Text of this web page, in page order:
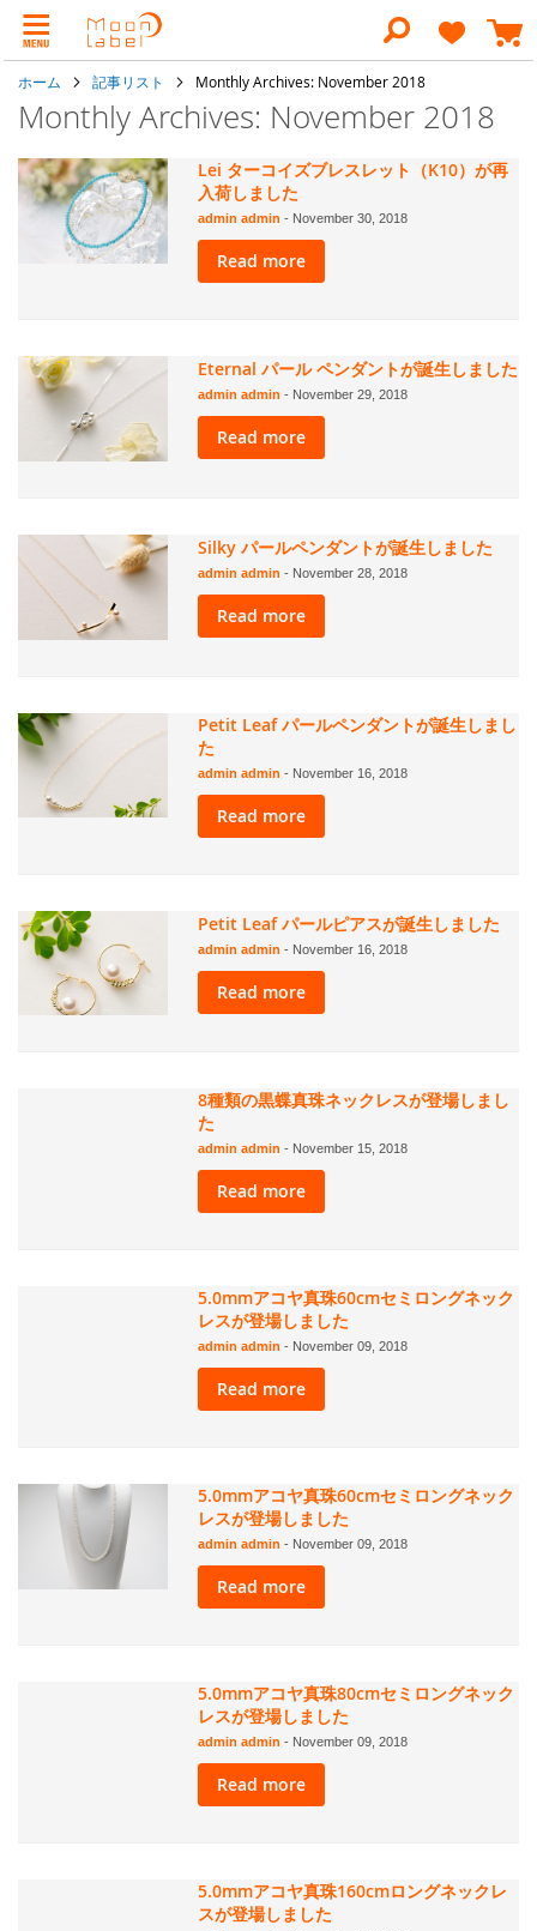
ン
テ
ン
検
索
ホーム 記事リスト Monthly Archives: November 2018
Monthly Archives: November 2018
Lei ターコイズブレスレット（K10）が再
入荷しました
admin admin- November 30, 2018
Read more
Eternal パール ペンダントが誕生しました
admin admin- November 29, 2018
Read more
Silky パールペンダントが誕生しました
admin admin- November 28, 2018
Read more
Petit Leaf パールペンダントが誕生しまし
た
admin admin- November 16, 2018
Read more
Petit Leaf パールピアスが誕生しました
admin admin- November 16, 2018
Read more
8種類の黒蝶真珠ネックレスが登場しまし
た
admin admin- November 15, 2018
Read more
5.0mmアコヤ真珠60cmセミロングネック
レスが登場しました
admin admin- November 09, 2018
Read more
5.0mmアコヤ真珠60cmセミロングネック
レスが登場しました
admin admin- November 09, 2018
Read more
5.0mmアコヤ真珠80cmセミロングネック
レスが登場しました
admin admin- November 09, 2018
Read more
5.0mmアコヤ真珠160cmロングネックレ
スが登場しました